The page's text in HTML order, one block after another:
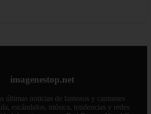
imagenestop.net
últimas noticias de famosos y cantantes
escándalos, música, tendencias y redes